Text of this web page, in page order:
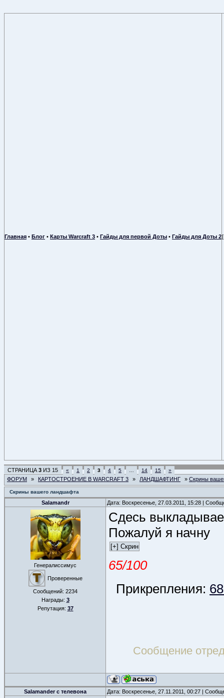
Главная • Блог • Карты Warcraft 3 • Гайды для первой Доты • Гайды для Доты 2
СТРАНИЦА 3 ИЗ 15 « 1 2 3 4 5 14 15 »
ФОРУМ » КАРТОСТРОЕНИЕ В WARCRAFT 3 » ЛАНДШАФТИНГ » Скрины
Скрины вашего ландшафта
Salamandr Дата: Воскресенье, 27.03.2011, 15:28 |
Генералиссимус
Проверенные
Сообщений: 2234
Награды: 3
Репутация: 37
Сдесь
Пожалуй я начну
65/100
Прикрепления:
Сообщение
Salamander с телевона Дата: Воскресенье, 27.11.2011, 00:27 |